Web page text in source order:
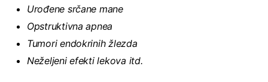
Urođene srčane mane
Opstruktivna apnea
Tumori endokrinih žlezda
Neželjeni efekti lekova itd.